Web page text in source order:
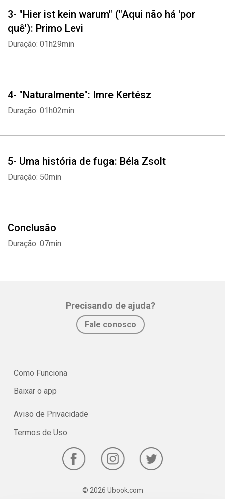
3- "Hier ist kein warum" ("Aqui não há 'por
quê'): Primo Levi
Duração: 01h29min
4- "Naturalmente": Imre Kertész
Duração: 01h02min
5- Uma história de fuga: Béla Zsolt
Duração: 50min
Conclusão
Duração: 07min
Precisando de ajuda?
Fale conosco
Como Funciona
Baixar o app
Aviso de Privacidade
Termos de Uso
© 2026 Ubook.com